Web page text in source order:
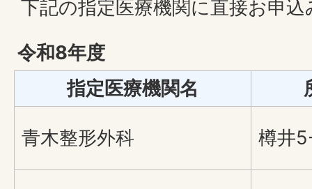
下記の指定医療機関に直接お申
令和8年度
指定医療機関名
青木整形外科 樽井